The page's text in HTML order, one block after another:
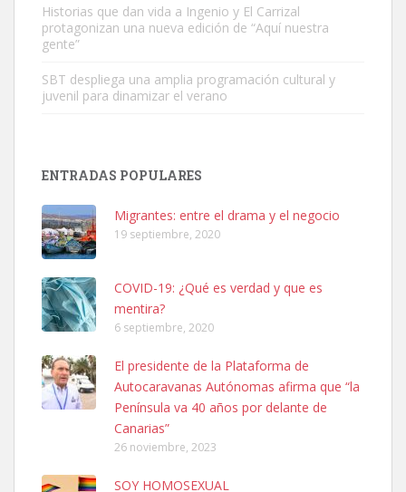
Leales.org » Gran Canaria
Ninfa perdida
El día 5 se los perdió una ninfa papillera, asustada tiene miedo a la
calle, se perdió por la zon...
Leales.org » Gran Canaria
6.7.2025
Historias que dan vida a Ingenio y El Carrizal
protagonizan una nueva edición de “Aquí nuestra
gente”
SBT despliega una amplia programación cultural y
juvenil para dinamizar el verano
ENTRADAS POPULARES
Migrantes: entre el drama y el negocio
19 septiembre, 2020
COVID-19: ¿Qué es verdad y que es
mentira?
6 septiembre, 2020
El presidente de la Plataforma de
Autocaravanas Autónomas afirma que “la
Península va 40 años por delante de
Canarias”
26 noviembre, 2023
SOY HOMOSEXUAL